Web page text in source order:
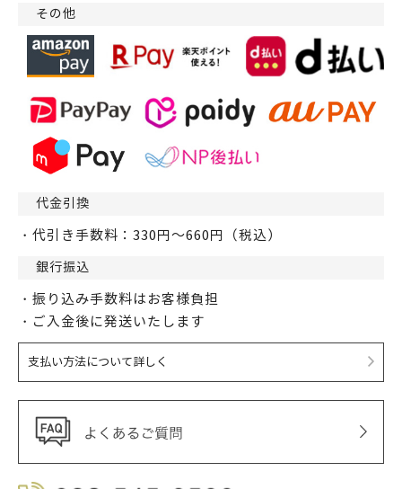
その他
代金引換
・代引き手数料：330円～660円（税込）
銀行振込
・振り込み手数料はお客様負担
・ご入金後に発送いたします
支払い方法について詳しく